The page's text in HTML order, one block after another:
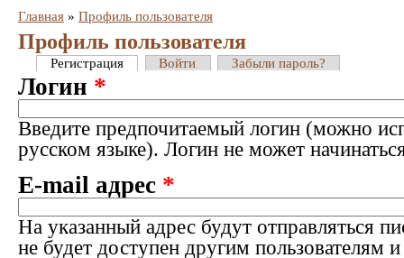
Главная » Профиль пользователя
Профиль пользователя
Регистрация Войти Забыли пароль?
Логин *
Введите предпочитаемый логин (можно
русском языке). Логин не может
E-mail адрес *
На указанный адрес будут отправляться
не будет доступен другим пользователям